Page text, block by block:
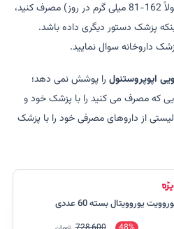
سکته تجویز کرده است آن را (معمولاً 162-81 میلی گرم در روز) مصرف کنید،
پزشک دستور دیگری داده باشد.
داروخانه سوال نمایید.
اپوپروستنول را پوشش نمی دهد؛
که مصرف می کنید را با پزشک خود و
از داروهای مصرفی خود را با پزشک
یوروویتال بسته 60 عددی